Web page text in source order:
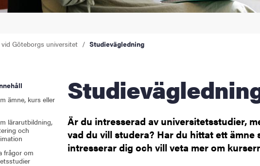
behörighet och antagning
student
och innovation
Göteborgs universitet Studievägledning
ämne, kurs eller
lärarutbildning,
och
frågor om
Är du intresserad av universitetsstudier,
vad du vill studera? Har du hittat ett ämne
intresserar dig och vill veta mer om